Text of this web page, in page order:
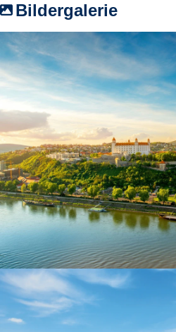
Bildergalerie
Blick auf die Altstadt von Bratislava mit